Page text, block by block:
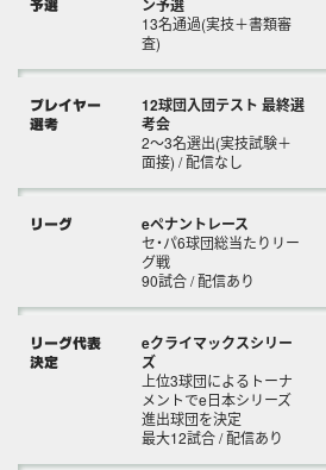
予選
ン予選
13名通過(実技＋書類審
査)
プレイヤー
選考
12球団入団テスト 最終選
考会
2～3名選出(実技試験＋
面接) / 配信なし
リーグ eペナントレース
セ・パ6球団総当たりリー
グ戦
90試合 / 配信あり
リーグ代表
決定
eクライマックスシリー
ズ
上位3球団によるトーナ
メントでe日本シリーズ
進出球団を決定
最大12試合 / 配信あり